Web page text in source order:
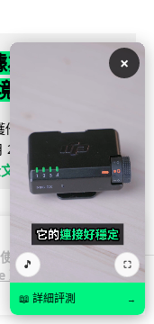
用
政
為己有被的士
捕
他人遺留相機及電
2 日經港珠澳大橋再
×
🎵 ⛶
📖 詳細評測 →